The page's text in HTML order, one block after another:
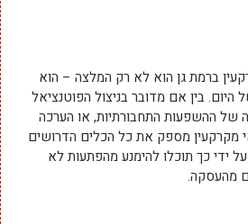
ברמת גן הוא לא רק המלצה – הוא
בין אם מדובר בניצול הפוטנציאל
של ההשפעות התחבורתיות, או הערכה
מקרקעין מספק את כל הכלים הדרושים
ידי כך תוכלו להימנע מהפתעות לא
מהעסקה.